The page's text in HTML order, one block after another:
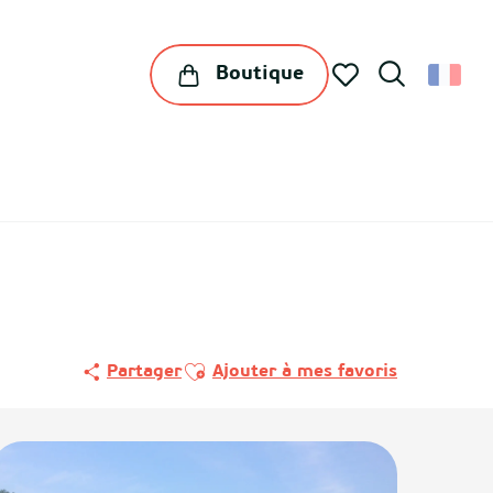
Boutique
PartagerAjouter aux favoris
Ajouter à mes favoris